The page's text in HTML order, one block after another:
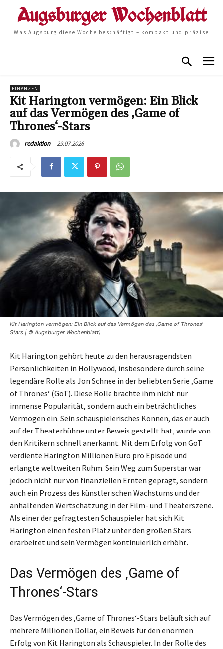
Was Augsburg diese Woche beschäftigt – kompakt und präzise
FINANZEN
Kit Harington vermögen: Ein Blick
auf das Vermögen des ‚Game of
Thrones‘-Stars
redaktion 29.07.2026
Kit Harington vermögen: Ein Blick auf das Vermögen des ‚Game of Thrones‘-
Stars | © Augsburger Wochenblatt)
Kit Harington gehört heute zu den herausragendsten
Persönlichkeiten in Hollywood, insbesondere durch seine
legendäre Rolle als Jon Schnee in der beliebten Serie ‚Game
of Thrones‘ (GoT). Diese Rolle brachte ihm nicht nur
immense Popularität, sondern auch ein beträchtliches
Vermögen ein. Sein schauspielerisches Können, das er auch
auf der Theaterbühne unter Beweis gestellt hat, wurde von
den Kritikern schnell anerkannt. Mit dem Erfolg von GoT
verdiente Harington Millionen Euro pro Episode und
erlangte weltweiten Ruhm. Sein Weg zum Superstar war
jedoch nicht nur von finanziellen Ernten geprägt, sondern
auch ein Prozess des künstlerischen Wachstums und der
anhaltenden Wertschätzung in der Film- und Theaterszene.
Als einer der gefragtesten Schauspieler hat sich Kit
Harington einen festen Platz unter den großen Stars
erarbeitet und sein Vermögen kontinuierlich erhöht.
Das Vermögen des ‚Game of
Thrones‘-Stars
Das Vermögen des ‚Game of Thrones‘-Stars beläuft sich auf
mehrere Millionen Dollar, ein Beweis für den enormen
Erfolg von Kit Harington als Schauspieler. In der Rolle des